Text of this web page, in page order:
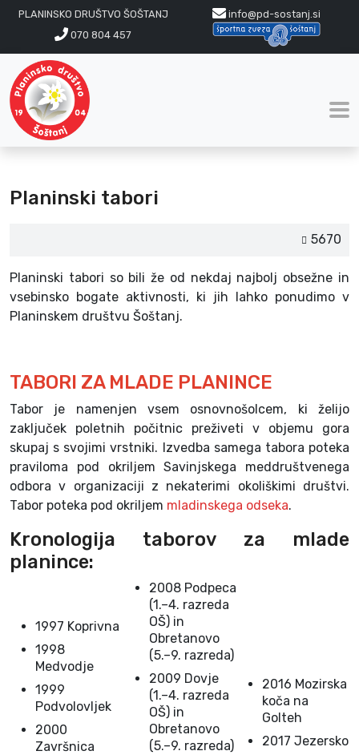
PLANINSKO DRUŠTVO ŠOŠTANJ
info@pd-sostanj.si
070 804 457
Planinski tabori
5670
Planinski tabori so bili že od nekdaj najbolj obsežne in
vsebinsko bogate aktivnosti, ki jih lahko ponudimo v
Planinskem društvu Šoštanj.
TABORI ZA MLADE PLANINCE
Tabor je namenjen vsem osnovnošolcem, ki želijo
zaključek poletnih počitnic preživeti v objemu gora
skupaj s svojimi vrstniki. Izvedba samega tabora poteka
praviloma pod okriljem Savinjskega meddruštvenega
odbora v organizaciji z nekaterimi okoliškimi društvi.
Tabor poteka pod okriljem mladinskega odseka.
Kronologija taborov za mlade
planince:
1997 Koprivna
1998
Medvodje
1999
Podvolovljek
2000
Završnica
2008 Podpeca
(1.–4. razreda
OŠ) in
Obretanovo
(5.–9. razreda)
2009 Dovje
(1.–4. razreda
OŠ) in
Obretanovo
(5.–9. razreda)
2016 Mozirska
koča na
Golteh
2017 Jezersko